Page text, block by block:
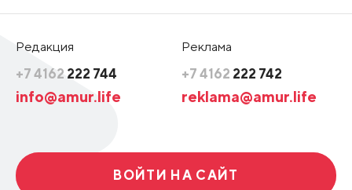
Редакция
+7 4162 222 744
info@amur.life
Реклама
+7 4162 222 742
reklama@amur.life
ВОЙТИ НА САЙТ